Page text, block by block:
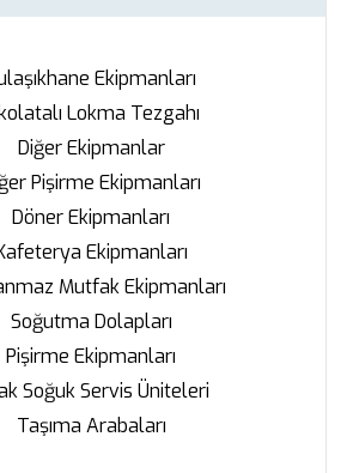
Ekipmanları
Lokma Tezgahı
Diğer Ekipmanlar
Pişirme Ekipmanları
Döner Ekipmanları
Ekipmanları
Mutfak Ekipmanları
Soğutma Dolapları
Pişirme Ekipmanları
Soğuk Servis Üniteleri
Taşıma Arabaları